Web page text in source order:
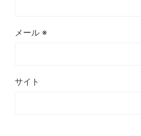
メール ※
サイト